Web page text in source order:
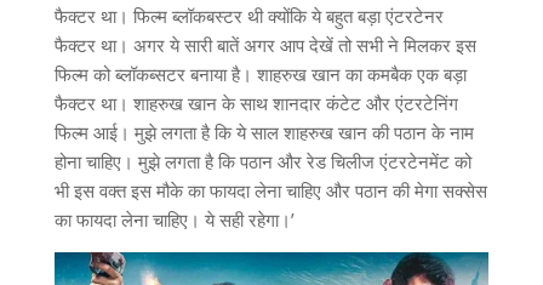
फैक्टर था। फिल्म ब्लॉकबस्टर थी क्योंकि ये बहुत बड़ा एंटरटेनर
फैक्टर था। अगर ये सारी बातें अगर आप देखें तो सभी ने मिलकर इस
फिल्म को ब्लॉकब्सटर बनाया है। शाहरुख खान का कमबैक एक बड़ा
फैक्टर था। शाहरुख खान के साथ शानदार कंटेट और एंटरटेनिंग
फिल्म आई। मुझे लगता है कि ये साल शाहरुख खान की पठान के नाम
होना चाहिए। मुझे लगता है कि पठान और रेड चिलीज एंटरटेनमेंट को
भी इस वक्त इस मौके का फायदा लेना चाहिए और पठान की मेगा सक्सेस
का फायदा लेना चाहिए। ये सही रहेगा।’